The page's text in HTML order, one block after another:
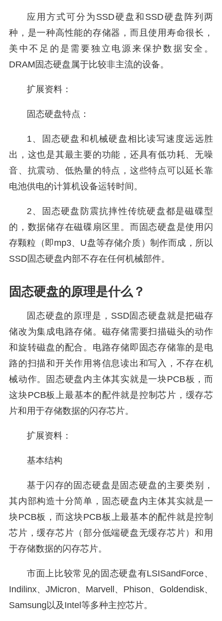
应用方式可分为SSD硬盘和SSD硬盘阵列两
种，是一种高性能的存储器，而且使用寿命很长，
美中不足的是需要独立电源来保护数据安全。
DRAM固态硬盘属于比较非主流的设备。
扩展资料：
固态硬盘特点：
1、固态硬盘和机械硬盘相比读写速度远远胜
出，这也是其最主要的功能，还具有低功耗、无噪
音、抗震动、低热量的特点，这些特点可以延长靠
电池供电的计算机设备运转时间。
2、固态硬盘防震抗摔性传统硬盘都是磁碟型
的，数据储存在磁碟扇区里。而固态硬盘是使用闪
存颗粒（即mp3、U盘等存储介质）制作而成，所以
SSD固态硬盘内部不存在任何机械部件。
固态硬盘的原理是什么？
固态硬盘的原理是，SSD固态硬盘就是把磁存
储改为集成电路存储。磁存储需要扫描磁头的动作
和旋转磁盘的配合。电路存储即固态存储靠的是电
路的扫描和开关作用将信息读出和写入，不存在机
械动作。固态硬盘内主体其实就是一块PCB板，而
这块PCB板上最基本的配件就是控制芯片，缓存芯
片和用于存储数据的闪存芯片。
扩展资料：
基本结构
基于闪存的固态硬盘是固态硬盘的主要类别，
其内部构造十分简单，固态硬盘内主体其实就是一
块PCB板，而这块PCB板上最基本的配件就是控制
芯片，缓存芯片（部分低端硬盘无缓存芯片）和用
于存储数据的闪存芯片。
市面上比较常见的固态硬盘有LSISandForce、
Indilinx、JMicron、Marvell、Phison、Goldendisk、
Samsung以及Intel等多种主控芯片。